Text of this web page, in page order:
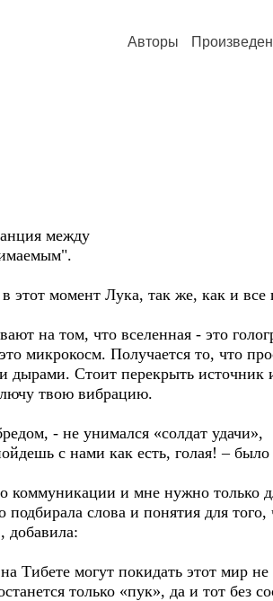
Авторы
между
момент Лука, так же, как и все
на том, что вселенная - это
микрокосм. Получается то, что
Стоит перекрыть источник
твою вибрацию.
- не унимался «солдат удачи»,
с нами как есть, голая! –
коммуникации и мне нужно только
подбирала слова и понятия для
добавила:
Тибете могут покидать этот мир
только «пук», да и тот без